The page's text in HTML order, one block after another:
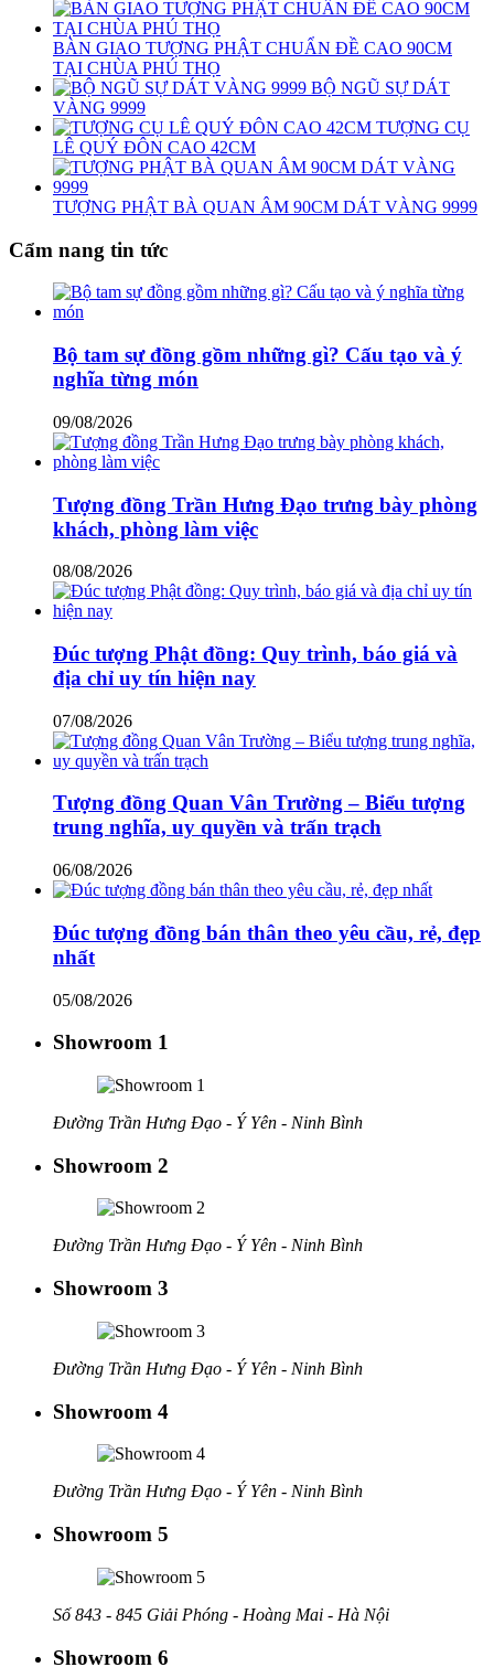
BÀN GIAO TƯỢNG PHẬT CHUẨN ĐỀ CAO 90CM
TẠI CHÙA PHÚ THỌ
BỘ NGŨ SỰ DÁT
VÀNG 9999
TƯỢNG CỤ
LÊ QUÝ ĐÔN CAO 42CM
TƯỢNG PHẬT BÀ QUAN ÂM 90CM DÁT VÀNG 9999
Cẩm nang tin tức
Bộ tam sự đồng gồm những gì? Cấu tạo và ý
nghĩa từng món
09/08/2026
Tượng đồng Trần Hưng Đạo trưng bày phòng
khách, phòng làm việc
08/08/2026
Đúc tượng Phật đồng: Quy trình, báo giá và
địa chỉ uy tín hiện nay
07/08/2026
Tượng đồng Quan Vân Trường – Biểu tượng
trung nghĩa, uy quyền và trấn trạch
06/08/2026
Đúc tượng đồng bán thân theo yêu cầu, rẻ, đẹp
nhất
05/08/2026
Showroom 1
Đường Trần Hưng Đạo - Ý Yên - Ninh Bình
Showroom 2
Đường Trần Hưng Đạo - Ý Yên - Ninh Bình
Showroom 3
Đường Trần Hưng Đạo - Ý Yên - Ninh Bình
Showroom 4
Đường Trần Hưng Đạo - Ý Yên - Ninh Bình
Showroom 5
Số 843 - 845 Giải Phóng - Hoàng Mai - Hà Nội
Showroom 6